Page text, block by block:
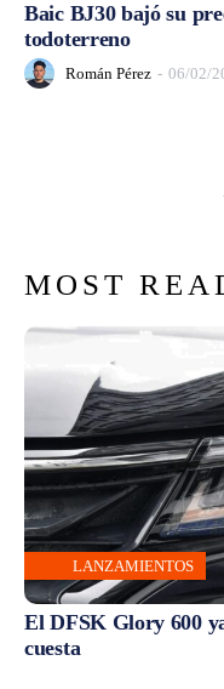
Baic BJ30 bajó su
todoterreno
Román Pérez - 06/02/
MOST
LANZAMIENTOS
El DFSK Glory 600
cuesta